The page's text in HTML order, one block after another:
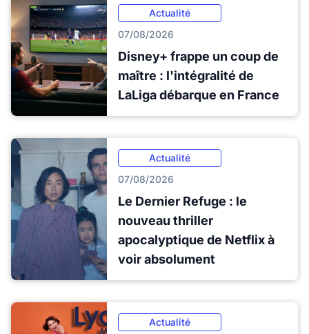
Actualité
07/08/2026
Disney+ frappe un coup de
maître : l'intégralité de
LaLiga débarque en France
Actualité
07/08/2026
Le Dernier Refuge : le
nouveau thriller
apocalyptique de Netflix à
voir absolument
Actualité